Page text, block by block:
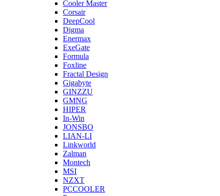
Cooler Master
Corsair
DeepCool
Digma
Enermax
ExeGate
Formula
Foxline
Fractal Design
Gigabyte
GINZZU
GMNG
HIPER
In-Win
JONSBO
LIAN-LI
Linkworld
Zalman
Montech
MSI
NZXT
PCCOOLER